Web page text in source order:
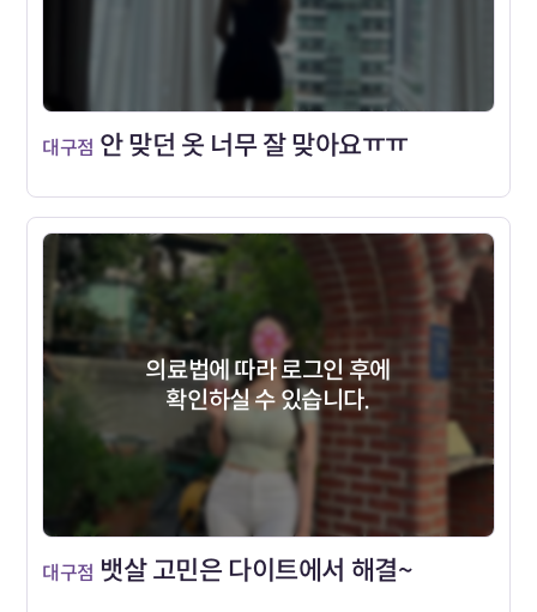
대구점 안 맞던 옷 너무 잘 맞아요ㅠㅠ
의료법에 따라 로그인 후에
확인하실 수 있습니다.
대구점 뱃살 고민은 다이트에서 해결~